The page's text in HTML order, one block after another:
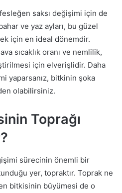
saksı değişimi için de
ve yaz ayları, bu güzel
için en ideal dönemdir.
sıcaklık oranı ve nemlilik,
için elverişlidir. Daha
yaparsanız, bitkinin şoka
olabilirsiniz.
Toprağı
sürecinin önemli bir
yer, topraktır. Toprak ne
bitkisinin büyümesi de o